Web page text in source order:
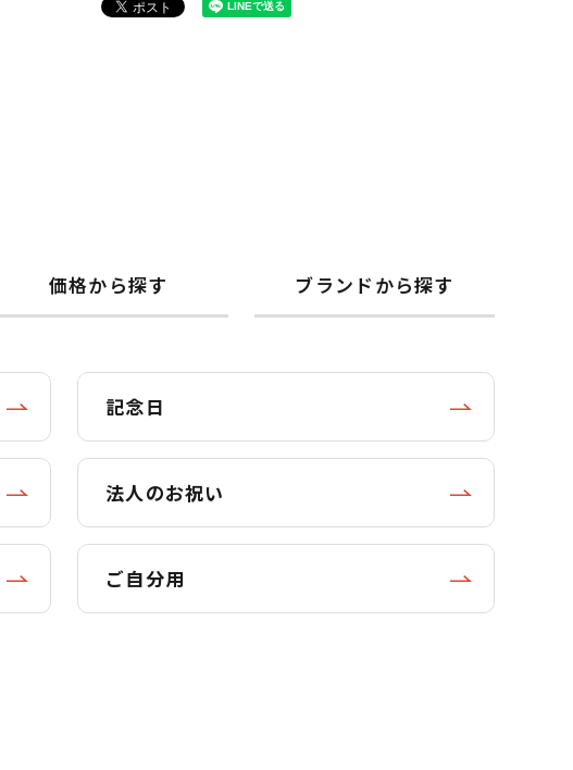
価格から探す ブランドから探す
記念日
法人のお祝い
ご自分用